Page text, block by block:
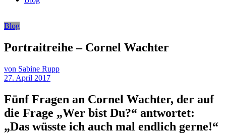
Blog
Portraitreihe – Cornel Wachter
von Sabine Rupp
27. April 2017
Fünf Fragen an Cornel Wachter, der auf
die Frage „Wer bist Du?“ antwortet:
„Das wüsste ich auch mal endlich gerne!“